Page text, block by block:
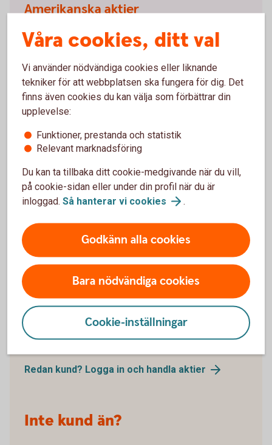
Amerikanska aktier
Handla med hundratals amerikanska aktier från New
York Stock Exchange och Nasdaq i internetbanken
och appen.
Så handlar du med amerikanska aktier
Håll dig uppdaterad - Aktiellt
Dagliga bolagsanalyser, börskommentarer,
tips runt pension och privatekonomi.
Aktiellt(swedbank-aktiellt.se)
Handla aktier som kund
Redan kund? Logga in och handla aktier
Inte kund än?
Våra cookies, ditt val
Vi använder nödvändiga cookies eller liknande
tekniker för att webbplatsen ska fungera för dig. Det
finns även cookies du kan välja som förbättrar din
upplevelse:
Funktioner, prestanda och statistik
Relevant marknadsföring
Du kan ta tillbaka ditt cookie-medgivande när du vill,
på cookie-sidan eller under din profil när du är
inloggad. Så hanterar vi cookies .
Godkänn alla cookies
Bara nödvändiga cookies
Cookie-inställningar